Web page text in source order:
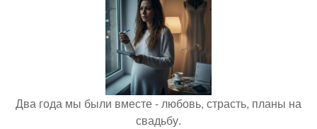
Два года мы были вместе - любовь, страсть, планы на
свадьбу.